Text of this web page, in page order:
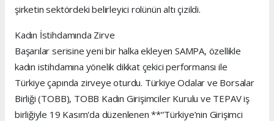
şirketin sektördeki belirleyici rolünün altı çizildi.
Kadın İstihdamında Zirve
Başarılar serisine yeni bir halka ekleyen SAMPA, özellikle
kadın istihdamına yönelik dikkat çekici performansı ile
Türkiye çapında zirveye oturdu. Türkiye Odalar ve Borsalar
Birliği (TOBB), TOBB Kadın Girişimciler Kurulu ve TEPAV iş
birliğiyle 19 Kasım'da düzenlenen **“Türkiye’nin Girişimci